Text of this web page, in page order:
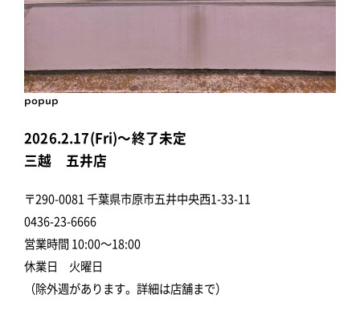
popup
2026.2.17(Fri)～終了未定
三越 五井店
〒290-0081 千葉県市原市五井中央西1-33-11
0436-23-6666
営業時間 10:00～18:00
休業日 火曜日
（除外週があります。詳細は店舗まで）